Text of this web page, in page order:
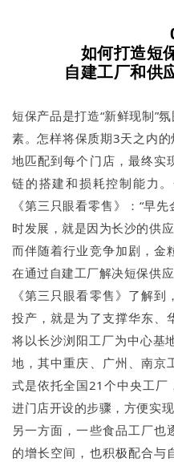
如何打造短
自建工厂和供
短保产品是打造“新鲜现制”
素。怎样将保质期3天之内
地匹配到每个门店，最终实
链的搭建和损耗控制能力
《第三只眼看零售》：“早
时发展，就是因为长沙的供
而伴随着行业竞争加剧，金
在通过自建工厂解决短保供应
《第三只眼看零售》了解
投产，就是为了支撑华东、
将以长沙浏阳工厂为中心基
地，其中重庆、广州、南京
式是依托全国21个中央工厂
进门店开设的步骤，方便实现
另一方面，一些食品工厂也
的增长空间，也积极配合与